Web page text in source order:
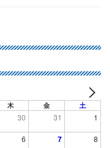
木 金 土
30 31 1
6 7 8